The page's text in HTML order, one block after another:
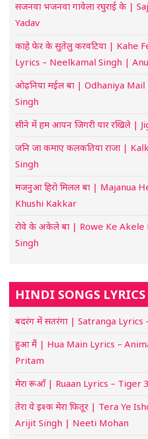
सजनवा भजनवा गावेला रघुराई के |
Yadav
काहे फेर के सुतेलु करवटिया | Kahe
Lyrics – Neelkamal Singh |
ओढ़निया मईल बा | Odhaniya
Singh
सीने में हम आपन जिगरी यार रखिले |
जनि जा कमाए कलकतिया राजा |
Singh
मजनुआ हिरो मिलल बा | Majanua
Khushi Kakkar
रोवे के अकेले बा | Rowe Ke Akele
Singh
HINDI SONGS LYRICS
बदरंग में सतरंगा | Satranga
हुआ मैं | Hua Main Lyrics –
Pritam
मेरा रूआँ | Ruaan Lyrics – Tiger
तेरा ये इश्क मेरा फितूर | Tera Ye
Arijit Singh | Neeti Mohan